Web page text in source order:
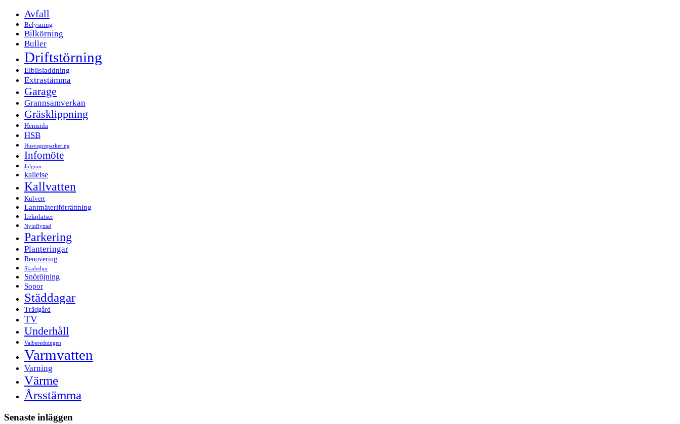
Avfall
Belysning
Bilkörning
Buller
Driftstörning
Elbilsladdning
Extrastämma
Garage
Grannsamverkan
Gräsklippning
Hemsida
HSB
Husvagnsparkering
Infomöte
Julgran
kallelse
Kallvatten
Kulvert
Lantmäteriförrättning
Lekplatser
Nyinflyttad
Parkering
Planteringar
Renovering
Skadedjur
Snöröjning
Sopor
Städdagar
Trädgård
TV
Underhåll
Valberedningen
Varmvatten
Varning
Värme
Årsstämma
Senaste inläggen